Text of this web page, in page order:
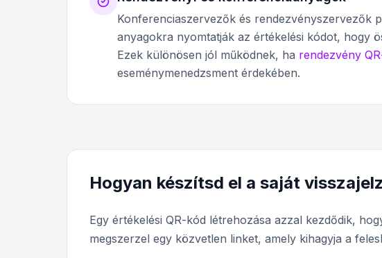
Konferenciaszervezők és rendezvényszervezők
anyagokra nyomtatják az értékelési kódot, hogy
Ezek különösen jól működnek, ha rendezvény
eseménymenedzsment érdekében.
Hogyan készítsd el a saját
Egy értékelési QR-kód létrehozása azzal kezdődik,
megszerzel egy közvetlen linket, amely kihagyja a